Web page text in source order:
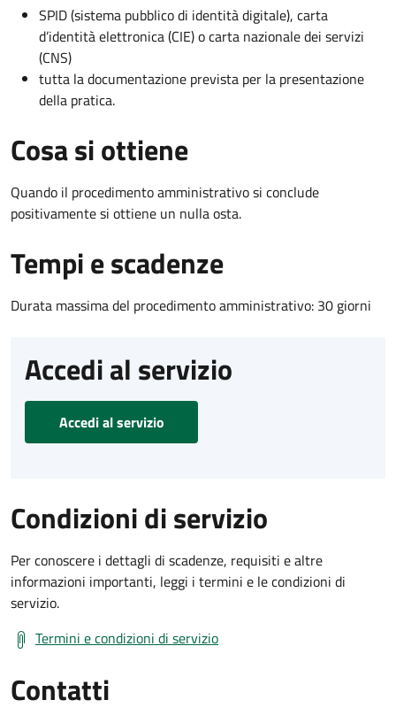
SPID (sistema pubblico di identità digitale), carta
d’identità elettronica (CIE) o carta nazionale dei servizi
(CNS)
tutta la documentazione prevista per la presentazione
della pratica.
Cosa si ottiene
Quando il procedimento amministrativo si conclude
positivamente si ottiene un nulla osta.
Tempi e scadenze
Durata massima del procedimento amministrativo: 30 giorni
Accedi al servizio
Accedi al servizio
Condizioni di servizio
Per conoscere i dettagli di scadenze, requisiti e altre
informazioni importanti, leggi i termini e le condizioni di
servizio.
Termini e condizioni di servizio
Contatti